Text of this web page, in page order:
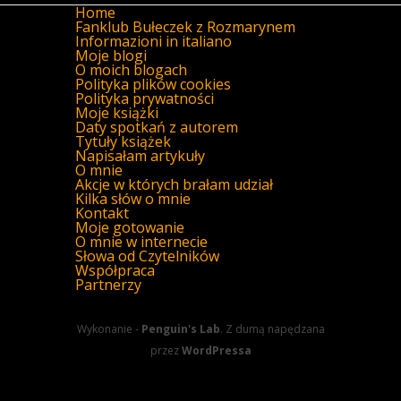
Home
Fanklub Bułeczek z Rozmarynem
Informazioni in italiano
Moje blogi
O moich blogach
Polityka plików cookies
Polityka prywatności
Moje książki
Daty spotkań z autorem
Tytuły książek
Napisałam artykuły
O mnie
Akcje w których brałam udział
Kilka słów o mnie
Kontakt
Moje gotowanie
O mnie w internecie
Słowa od Czytelników
Współpraca
Partnerzy
Wykonanie - Penguin's Lab. Z dumą napędzana
przezWordPressa